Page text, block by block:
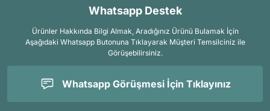
Whatsapp Destek
Ürünler Hakkında Bilgi Almak, Aradığınız Ürünü Bulamak İçin
Aşağıdaki Whatsapp Butonuna Tıklayarak Müşteri Temsilciniz ile
Görüşebilirsiniz.
Whatsapp Görüşmesi İçin Tıklayınız